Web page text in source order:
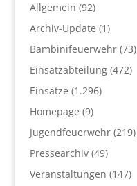
Allgemein (92)
Archiv-Update (1)
Bambinifeuerwehr(73)
Einsatzabteilung(472)
Einsätze (1.296)
Homepage (9)
Jugendfeuerwehr(219)
Pressearchiv(49)
Veranstaltungen (147)